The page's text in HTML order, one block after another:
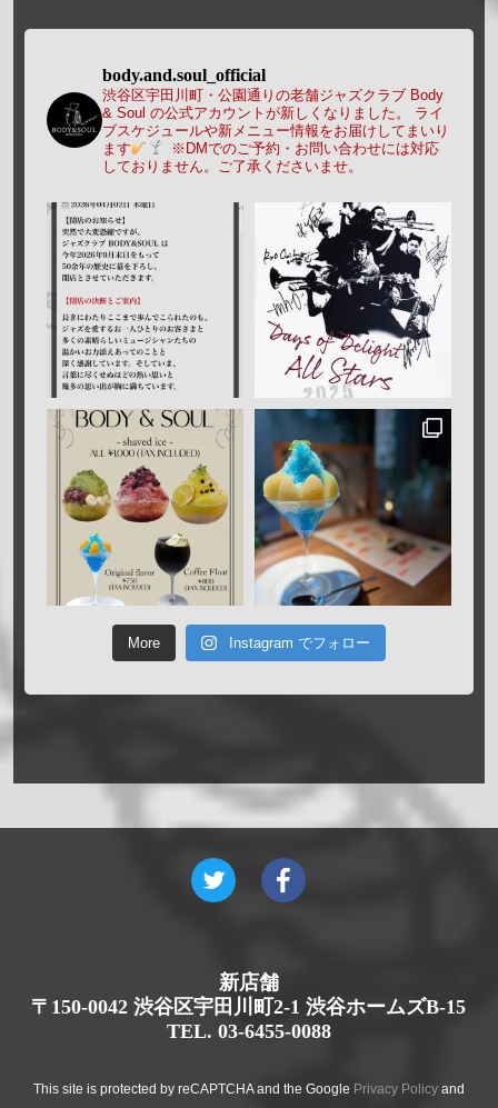
body.and.soul_official
渋谷区宇田川町・公園通りの老舗ジャズクラブ Body
& Soul の公式アカウントが新しくなりました。
ライ
ブスケジュールや新メニュー情報をお届けしてまいり
ます
※DMでのご予約・お問い合わせには対応
しておりません。ご了承くださいませ。
More Instagram でフォロー
新店舗
〒150-0042 渋谷区宇田川町2-1 渋谷ホームズB-15
TEL. 03-6455-0088
This site is protected by reCAPTCHA and the Google Privacy Policyand